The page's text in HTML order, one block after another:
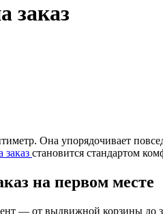
заказ
Она упорядочивает
заказ становится стандартом
на первом месте
— от выдвижной корзины до